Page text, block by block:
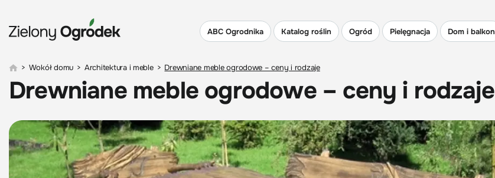
ABC Ogrodnika Katalog roślin Ogród Pielęgnacja Dom i balkon
> Wokół domu > Architektura i meble > Drewniane meble ogrodowe – ceny i rodzaje
Drewniane meble ogrodowe – ceny i rodzaje